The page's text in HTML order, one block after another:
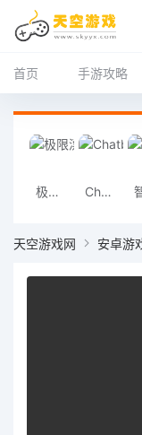
首页 手游攻略
极限漂移专家安卓版 Chatbox安卓版
天空游戏网 安卓游